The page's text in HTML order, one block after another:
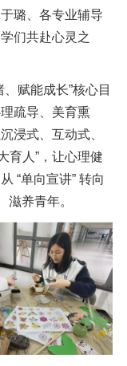
璐、各专业辅导
们共赴心灵之
赋能成长”核心目
疏导、美育熏
浸式、互动式、
育人”，让心理健
“单向宣讲” 转向
滋养青年。